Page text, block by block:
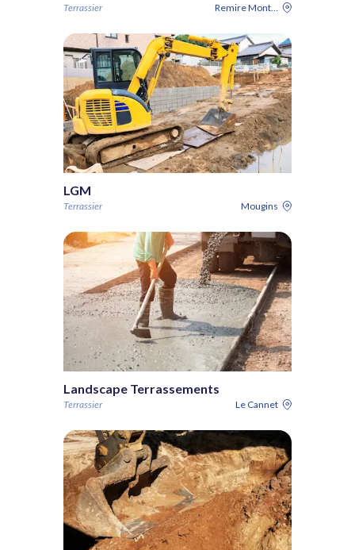
Terrassier Remire Montjoly
LGM
Terrassier Mougins
Landscape Terrassements
Terrassier Le Cannet